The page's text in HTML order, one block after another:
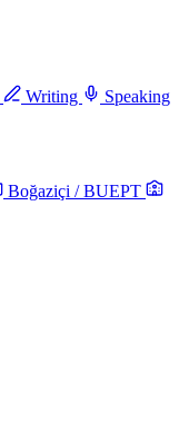
Writing Speaking
Boğaziçi / BUEPT